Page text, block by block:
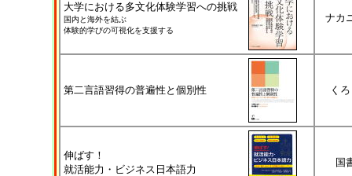
大学における多文化体験学習への挑戦
国内と海外を結ぶ
体験的学びの可視化を支援する
ナカ
第二言語習得の普遍性と個別性 く
伸ばす！
就活能力・ビジネス日本語力
国